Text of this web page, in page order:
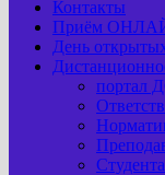
Контакты
Приём
День
портал